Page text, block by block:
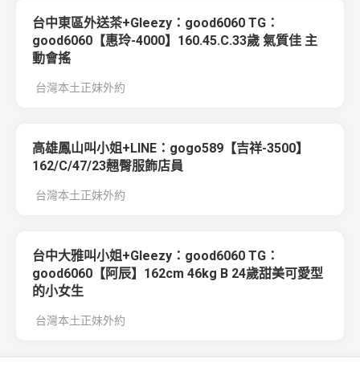
台中東區外送茶+Gleezy：good6060 TG：
good6060【惠玲-4000】160.45.C.33歲 氣質佳 主
動會搖
台灣本土正妹外約
高雄鳳山叫小姐+LINE：gogo589【吉祥-3500】
162/C/47/23翹臀服飾店員
台灣本土正妹外約
台中大雅叫小姐+Gleezy：good6060 TG：
good6060【阿辰】162cm 46kg B 24歲甜美可愛型
的小女生
台灣本土正妹外約